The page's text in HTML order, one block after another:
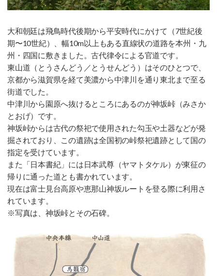
大和朝廷は飛鳥時代後期から平安時代にかけて（7世紀後
期〜10世紀）、幅10m以上もある直線状の道路を本州・九
州・四国に敷きました。古代律令による官道です。
東山道（とうさんどう／とうせんどう）はそのひとつで、
京都から滋賀県を経て美濃から中津川を通り東北まで至る
街道でした。
中津川から園原へ抜けるところにあるのが神坂峠（みさか
とおげ）です。
神坂峠からは古代の祭祀で使用された勾玉や土器などが発
掘されており、この遺跡は全国初の峠祭祀遺跡として国の
指定を受けています。
また「日本書紀」には日本武尊（ヤマトタケル）が東征の
帰りに通った道とも書かれています。
現在は富士見台高原や恵那山神坂ルートを登る際に利用さ
れています。
※写真は、神坂峠とその石碑。